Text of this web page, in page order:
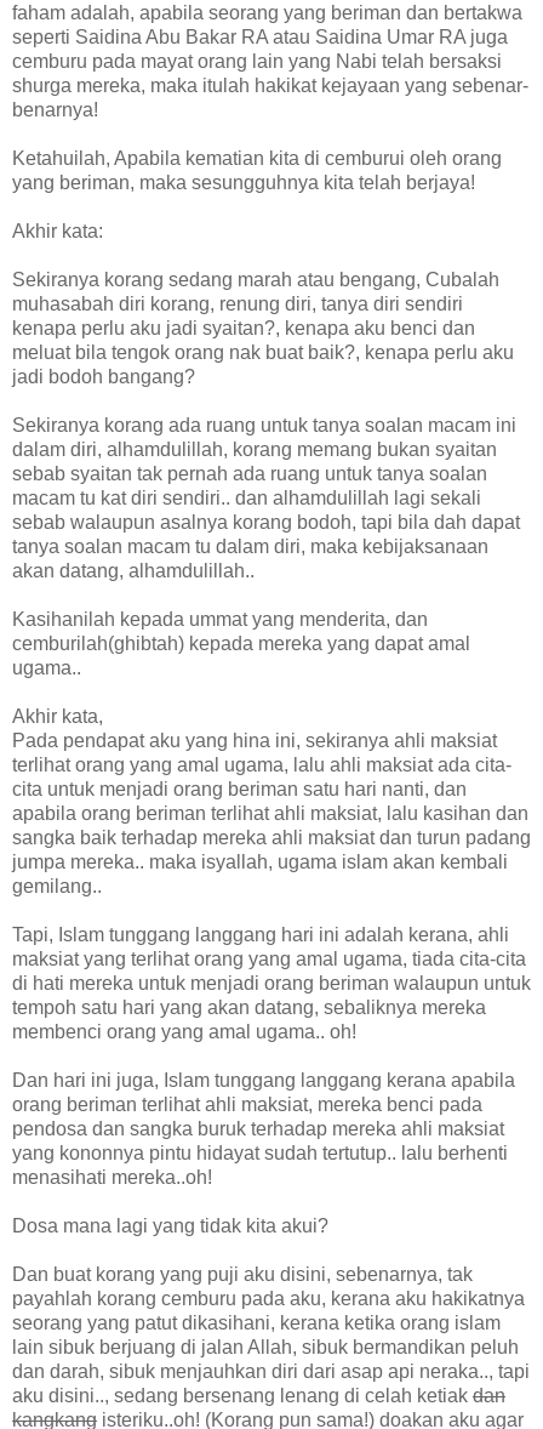
faham adalah, apabila seorang yang beriman dan bertakwa
seperti Saidina Abu Bakar RA atau Saidina Umar RA juga
cemburu pada mayat orang lain yang Nabi telah bersaksi
shurga mereka, maka itulah hakikat kejayaan yang sebenar-
benarnya!
Ketahuilah, Apabila kematian kita di cemburui oleh orang
yang beriman, maka sesungguhnya kita telah berjaya!
Akhir kata:
Sekiranya korang sedang marah atau bengang, Cubalah
muhasabah diri korang, renung diri, tanya diri sendiri
kenapa perlu aku jadi syaitan?, kenapa aku benci dan
meluat bila tengok orang nak buat baik?, kenapa perlu aku
jadi bodoh bangang?
Sekiranya korang ada ruang untuk tanya soalan macam ini
dalam diri, alhamdulillah, korang memang bukan syaitan
sebab syaitan tak pernah ada ruang untuk tanya soalan
macam tu kat diri sendiri.. dan alhamdulillah lagi sekali
sebab walaupun asalnya korang bodoh, tapi bila dah dapat
tanya soalan macam tu dalam diri, maka kebijaksanaan
akan datang, alhamdulillah..
Kasihanilah kepada ummat yang menderita, dan
cemburilah(ghibtah) kepada mereka yang dapat amal
ugama..
Akhir kata,
Pada pendapat aku yang hina ini, sekiranya ahli maksiat
terlihat orang yang amal ugama, lalu ahli maksiat ada cita-
cita untuk menjadi orang beriman satu hari nanti, dan
apabila orang beriman terlihat ahli maksiat, lalu kasihan dan
sangka baik terhadap mereka ahli maksiat dan turun padang
jumpa mereka.. maka isyallah, ugama islam akan kembali
gemilang..
Tapi, Islam tunggang langgang hari ini adalah kerana, ahli
maksiat yang terlihat orang yang amal ugama, tiada cita-cita
di hati mereka untuk menjadi orang beriman walaupun untuk
tempoh satu hari yang akan datang, sebaliknya mereka
membenci orang yang amal ugama.. oh!
Dan hari ini juga, Islam tunggang langgang kerana apabila
orang beriman terlihat ahli maksiat, mereka benci pada
pendosa dan sangka buruk terhadap mereka ahli maksiat
yang kononnya pintu hidayat sudah tertutup.. lalu berhenti
menasihati mereka..oh!
Dosa mana lagi yang tidak kita akui?
Dan buat korang yang puji aku disini, sebenarnya, tak
payahlah korang cemburu pada aku, kerana aku hakikatnya
seorang yang patut dikasihani, kerana ketika orang islam
lain sibuk berjuang di jalan Allah, sibuk bermandikan peluh
dan darah, sibuk menjauhkan diri dari asap api neraka.., tapi
aku disini.., sedang bersenang lenang di celah ketiak dan
kangkang isteriku..oh! (Korang pun sama!) doakan aku agar